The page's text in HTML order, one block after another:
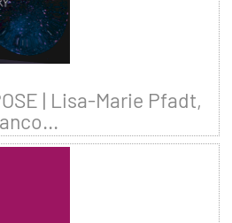
| Lisa-Marie Pfadt,